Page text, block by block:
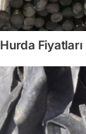
Hurda Fiyatları